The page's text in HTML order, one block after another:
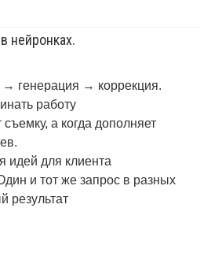
нейронках.
генерация → коррекция.
работу
а когда дополняет
идей для клиента
и тот же запрос в разных
результат